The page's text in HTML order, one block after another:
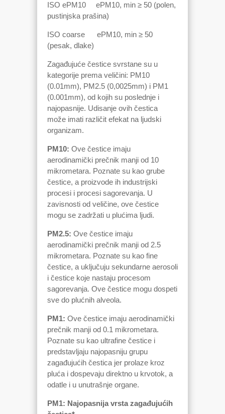
ISO ePM10 ePM10, min ≥ 50 (polen,
pustinjska prašina)
ISO coarse ePM10, min ≥ 50
(pesak, dlake)
Zagađujuće čestice svrstane su u
kategorije prema veličini: PM10
(0.01mm), PM2.5 (0,0025mm) i PM1
(0.001mm), od kojih su poslednje i
najopasnije. Udisanje ovih čestica
može imati različit efekat na ljudski
organizam.
PM10: Ove čestice imaju
aerodinamički prečnik manji od 10
mikrometara. Poznate su kao grube
čestice, a proizvode ih industrijski
procesi i procesi sagorevanja. U
zavisnosti od veličine, ove čestice
mogu se zadržati u plućima ljudi.
PM2.5: Ove čestice imaju
aerodinamički prečnik manji od 2.5
mikrometara. Poznate su kao fine
čestice, a uključuju sekundarne aerosoli
i čestice koje nastaju procesom
sagorevanja. Ove čestice mogu dospeti
sve do plućnih alveola.
PM1: Ove čestice imaju aerodinamički
prečnik manji od 0.1 mikrometara.
Poznate su kao ultrafine čestice i
predstavljaju najopasniju grupu
zagađujućih čestica jer prolaze kroz
pluća i dospevaju direktno u krvotok, a
odatle i u unutrašnje organe.
PM1: Najopasnija vrsta zagađujućih